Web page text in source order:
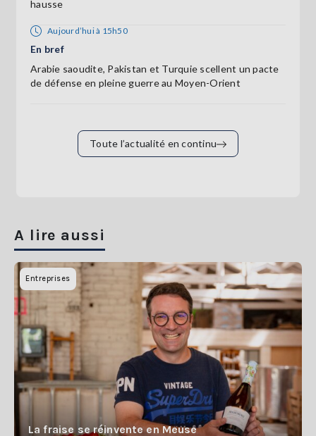
hausse
Aujourd’hui à 15h50
En bref
Arabie saoudite, Pakistan et Turquie scellent un pacte
de défense en pleine guerre au Moyen-Orient
Toute l’actualité en continu
A lire aussi
Entreprises
La fraise se réinvente en Meuse